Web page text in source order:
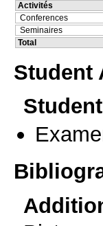
Activités
Conferences
Seminaires
Total
Student